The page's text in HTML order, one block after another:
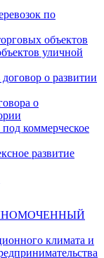
по
объектов
уличной
о развитии
о
коммерческое
развитие
климата и